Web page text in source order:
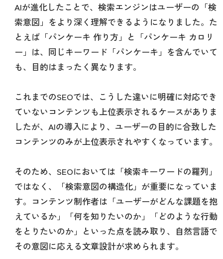
AIが進化したことで、検索エンジンはユーザーの「検
索意図」をより深く理解できるようになりました。た
とえば「パンケーキ 作り方」と「パンケーキ カロリ
ー」は、同じキーワード「パンケーキ」を含んでいて
も、目的はまったく異なります。
これまでのSEOでは、こうした違いに明確に対応でき
ていないコンテンツも上位表示されるケースがありま
したが、AIの導入により、ユーザーの目的に合致した
コンテンツのみが上位表示されやすくなっています。
そのため、SEOにおいては「検索キーワードの羅列」
ではなく、「検索意図の構造化」が重要になっていま
す。コンテンツ制作者は「ユーザーがどんな課題を抱
えているか」「何を知りたいのか」「どのような行動
をとりたいのか」といった点を読み取り、自然言語で
その意図に応える文章設計が求められます。